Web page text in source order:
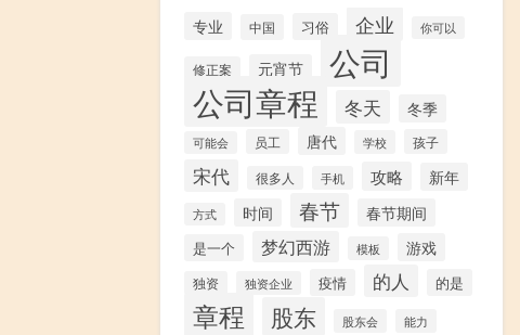
专业 中国 习俗 企业 你可以
修正案 元宵节 公司
公司章程 冬天 冬季
可能会 员工 唐代 学校 孩子
宋代 很多人 手机 攻略 新年
方式 时间 春节 春节期间
是一个 梦幻西游 模板 游戏
独资 独资企业 疫情 的人 的是
章程 股东 股东会 能力